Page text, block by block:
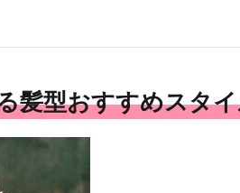
髪型おすすめスタ